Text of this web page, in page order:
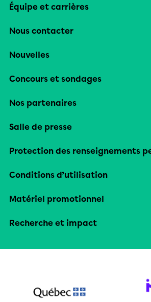
Équipe et carrières
Nous contacter
Nouvelles
Concours et sondages
Nos partenaires
Salle de presse
Protection des renseignements
Conditions d’utilisation
Matériel promotionnel
Recherche et impact